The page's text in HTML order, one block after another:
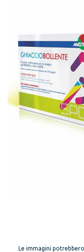
Le immagini